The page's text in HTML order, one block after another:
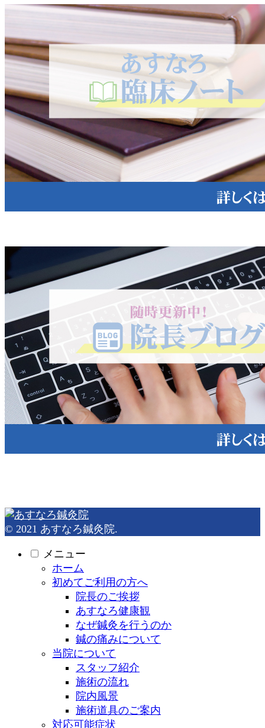
© 2021 あすなろ鍼灸院.
メニュー
ホーム
初めてご利用の方へ
院長のご挨拶
あすなろ健康観
なぜ鍼灸を行うのか
鍼の痛みについて
当院について
スタッフ紹介
施術の流れ
院内風景
施術道具のご案内
対応可能症状